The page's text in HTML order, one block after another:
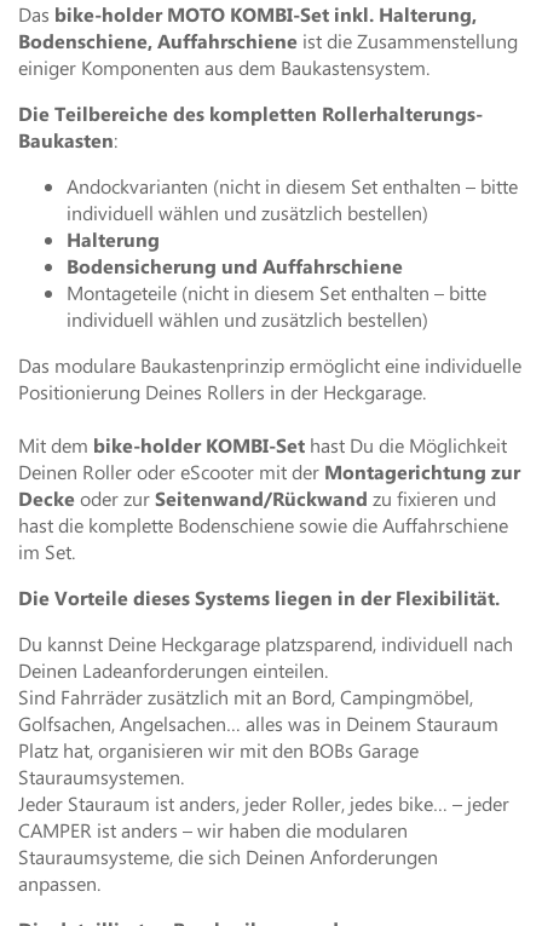
Das bike-holder MOTO KOMBI-Set inkl. Halterung,
Bodenschiene, Auffahrschiene ist die Zusammenstellung
einiger Komponenten aus dem Baukastensystem.
Die Teilbereiche des kompletten Rollerhalterungs-
Baukasten:
Andockvarianten (nicht in diesem Set enthalten – bitte
individuell wählen und zusätzlich bestellen)
Halterung
Bodensicherung und Auffahrschiene
Montageteile (nicht in diesem Set enthalten – bitte
individuell wählen und zusätzlich bestellen)
Das modulare Baukastenprinzip ermöglicht eine individuelle
Positionierung Deines Rollers in der Heckgarage.
Mit dem bike-holder KOMBI-Set hast Du die Möglichkeit
Deinen Roller oder eScooter mit der Montagerichtung zur
Deckeoder zurSeitenwand/Rückwand zu fixieren und
hast die komplette Bodenschiene sowie die Auffahrschiene
im Set.
Die Vorteile dieses Systems liegen in der Flexibilität.
Du kannst Deine Heckgarage platzsparend, individuell nach
Deinen Ladeanforderungen einteilen.
Sind Fahrräder zusätzlich mit an Bord, Campingmöbel,
Golfsachen, Angelsachen… alles was in Deinem Stauraum
Platz hat, organisieren wir mit den BOBs Garage
Stauraumsystemen.
Jeder Stauraum ist anders, jeder Roller, jedes bike… – jeder
CAMPER ist anders – wir haben die modularen
Stauraumsysteme, die sich Deinen Anforderungen
anpassen.